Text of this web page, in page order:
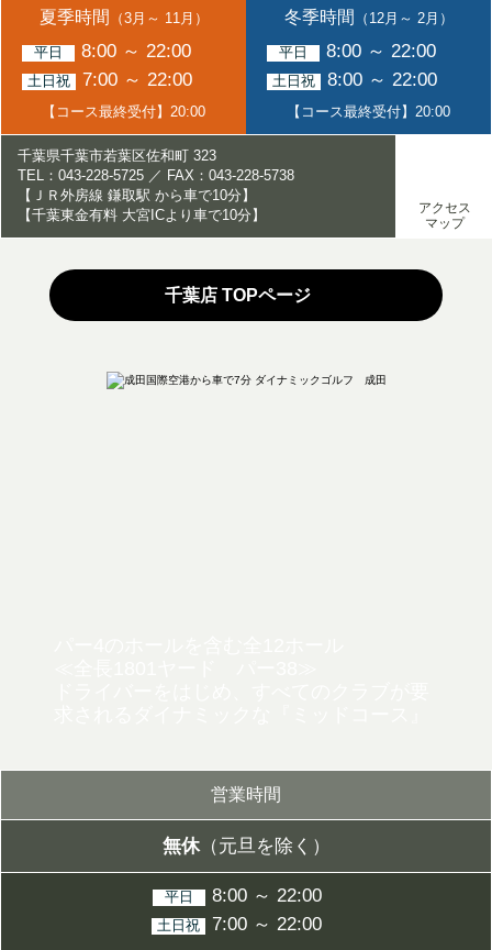
夏季時間 （3月～ 11月）
平日 8:00 ～ 22:00
土日祝 7:00 ～ 22:00
【コース最終受付】20:00
冬季時間 （12月～ 2月）
平日 8:00 ～ 22:00
土日祝 8:00 ～ 22:00
【コース最終受付】20:00
千葉県千葉市若葉区佐和町 323
TEL：043-228-5725 ／ FAX：043-228-5738
【ＪＲ外房線 鎌取駅 から車で10分】
【千葉東金有料 大宮ICより車で10分】
アクセス
マップ
千葉店 TOPページ
営業時間
無休（元旦を除く）
平日 8:00 ～ 22:00
土日祝 7:00 ～ 22:00